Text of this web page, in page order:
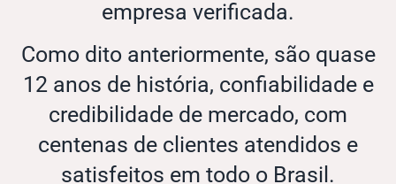
empresa verificada.
Como dito anteriormente, são quase
12 anos de história, confiabilidade e
credibilidade de mercado, com
centenas de clientes atendidos e
satisfeitos em todo o Brasil.